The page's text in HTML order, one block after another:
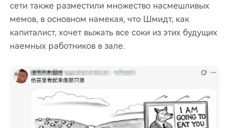
сети также разместили множество насмешливых
мемов, в основном намекая, что Шмидт, как
капиталист, хочет выжать все соки из этих будущих
наемных работников в зале.